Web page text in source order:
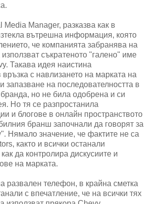
Manager, разказва как в
вътрешна информация, която
че компанията забранява на
съкратеното "галено" име
Такава идея наистина
с навлизането на марката на
запазване на последователността в
но не била одобрена и си
Но тя се разпростанила
и блогове в онлайн пространството
бранш започнали да говорят за
Нямало значение, че фактите не са
както и всички останали
да контролира дискусиите и
на марката.
развален телефон, в крайна сметка
с впечатление, че на всички тях